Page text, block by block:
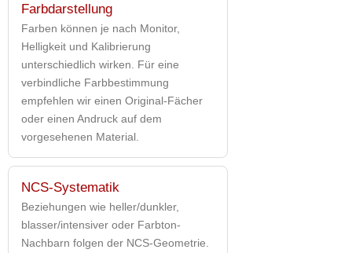
Farbdarstellung
Farben können je nach Monitor,
Helligkeit und Kalibrierung
unterschiedlich wirken. Für eine
verbindliche Farbbestimmung
empfehlen wir einen Original-Fächer
oder einen Andruck auf dem
vorgesehenen Material.
NCS-Systematik
Beziehungen wie heller/dunkler,
blasser/intensiver oder Farbton-
Nachbarn folgen der NCS-Geometrie.